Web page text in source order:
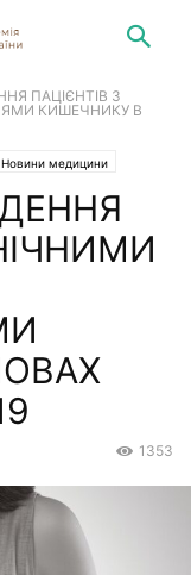
ПАЦІЄНТІВ З
КИШЕЧНИКУ В
Новини медицини
1353